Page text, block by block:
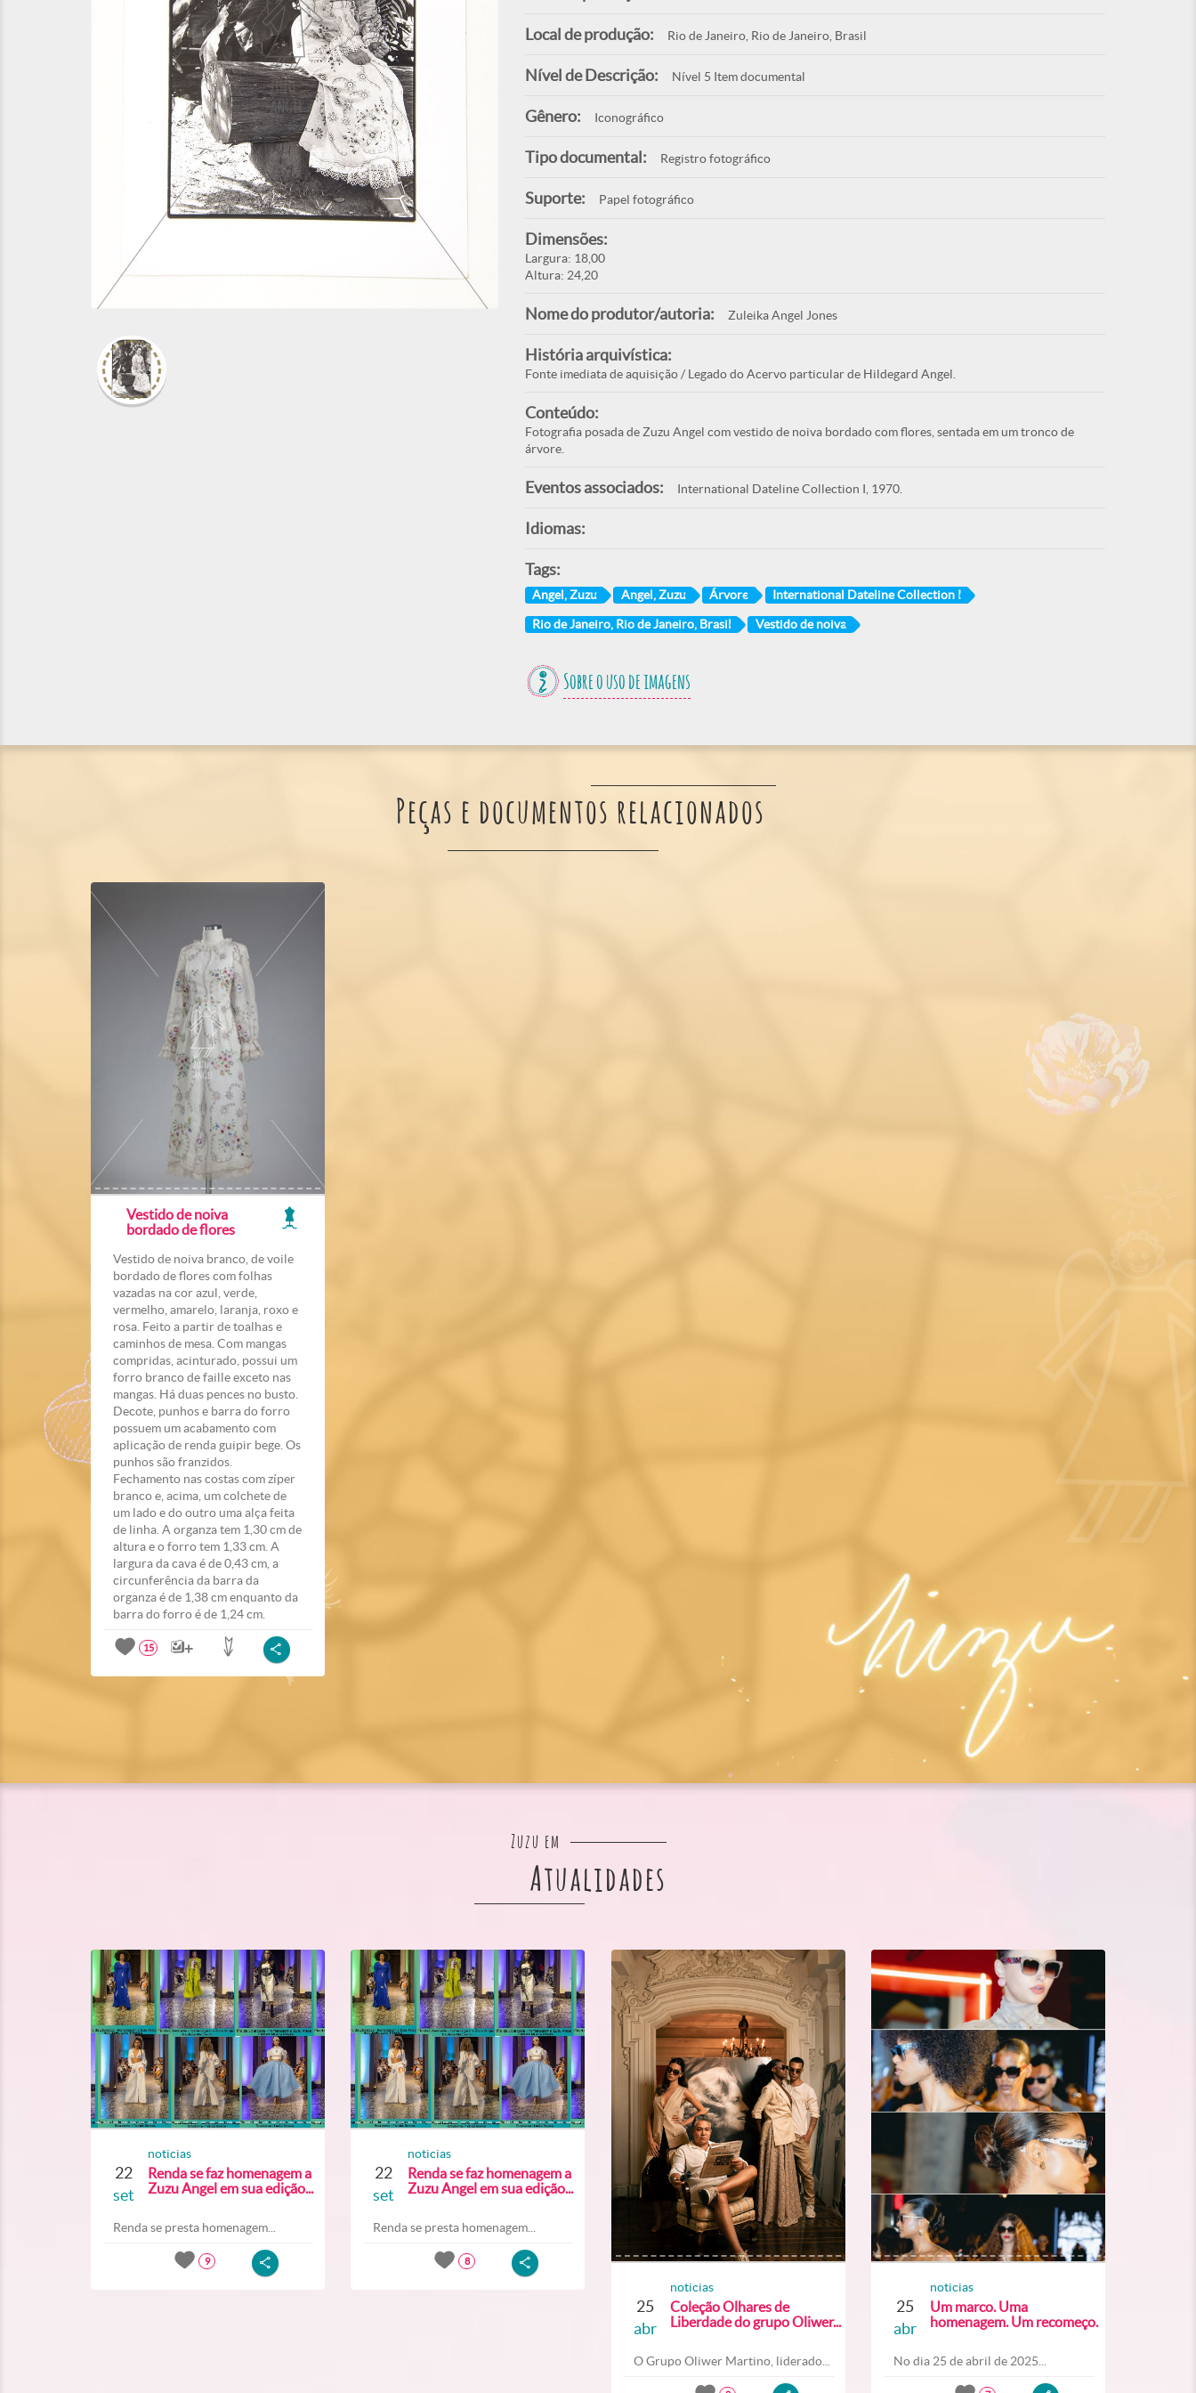
Local de produção: Rio de Janeiro, Rio de Janeiro, Brasil
Nível de Descrição: Nível 5 Item documental
Gênero: Iconográfico
Tipo documental: Registro fotográfico
Suporte: Papel fotográfico
Dimensões:
Largura: 18,00
Altura: 24,20
Nome do produtor/autoria: Zuleika Angel Jones
História arquivística:
Fonte imediata de aquisição / Legado do Acervo particular de Hildegard Angel.
Conteúdo:
Fotografia posada de Zuzu Angel com vestido de noiva bordado com flores, sentada em um tronco de
árvore.
Eventos associados: International Dateline Collection I, 1970.
Idiomas:
Tags:
Angel, Zuzu Angel, Zuzu Árvore International Dateline Collection I
Rio de Janeiro, Rio de Janeiro, Brasil Vestido de noiva
Sobre o uso de imagens
Peças e documentos relacionados
Vestido de noiva
bordado de flores
Vestido de noiva branco, de voile
bordado de flores com folhas
vazadas na cor azul, verde,
vermelho, amarelo, laranja, roxo e
rosa. Feito a partir de toalhas e
caminhos de mesa. Com mangas
compridas, acinturado, possui um
forro branco de faille exceto nas
mangas. Há duas pences no busto.
Decote, punhos e barra do forro
possuem um acabamento com
aplicação de renda guipir bege. Os
punhos são franzidos.
Fechamento nas costas com zíper
branco e, acima, um colchete de
um lado e do outro uma alça feita
de linha. A organza tem 1,30 cm de
altura e o forro tem 1,33 cm. A
largura da cava é de 0,43 cm, a
circunferência da barra da
organza é de 1,38 cm enquanto da
barra do forro é de 1,24 cm.
15
Zuzu em
Atualidades
22
set
noticias
Renda se faz homenagem a
Zuzu Angel em sua edição...
Renda se presta homenagem...
9
22
set
noticias
Renda se faz homenagem a
Zuzu Angel em sua edição...
Renda se presta homenagem...
8
25
abr
noticias
Coleção Olhares de
Liberdade do grupo Oliwer...
O Grupo Oliwer Martino, liderado...
25
abr
noticias
Um marco. Uma
homenagem. Um recomeço.
No dia 25 de abril de 2025...